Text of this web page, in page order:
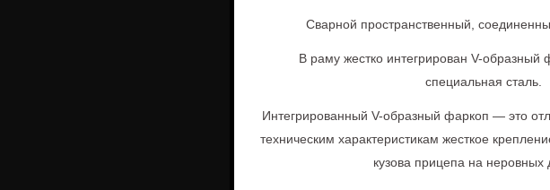
Сварной пространственный,
В раму жестко интегрирован V-
специальная сталь.
Интегрированный V-образный фаркоп — это
техническим характеристикам жесткое
кузова прицепа на неровных